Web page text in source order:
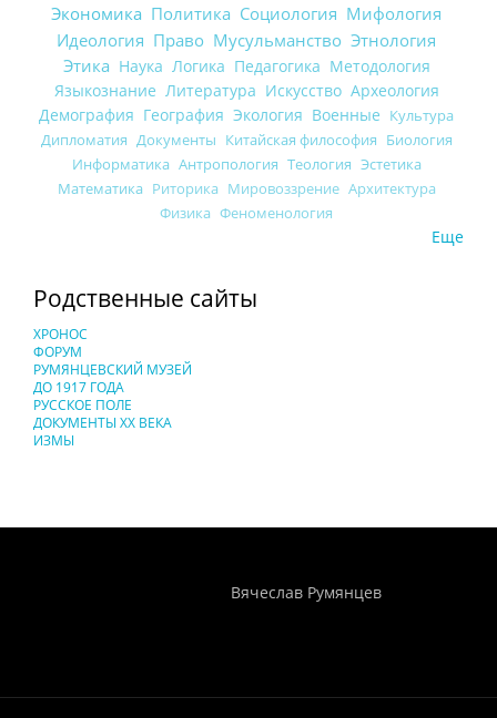
Экономика Политика Социология Мифология
Идеология Право Мусульманство Этнология
Этика Наука Логика Педагогика Методология
Языкознание Литература Искусство Археология
Демография География Экология Военные Культура
Дипломатия Документы Китайская философия Биология
Информатика Антропология Теология Эстетика
Математика Риторика Мировоззрение Архитектура
Физика Феноменология
Еще
Родственные сайты
ХРОНОС
ФОРУМ
РУМЯНЦЕВСКИЙ МУЗЕЙ
ДО 1917 ГОДА
РУССКОЕ ПОЛЕ
ДОКУМЕНТЫ XX ВЕКА
ИЗМЫ
Вячеслав Румянцев